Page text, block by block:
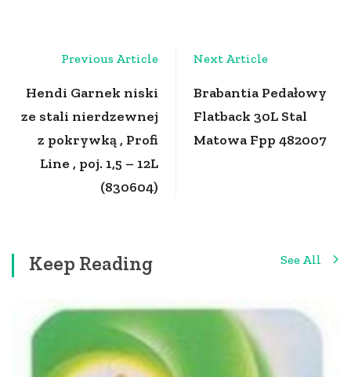
Previous Article
Hendi Garnek niski
ze stali nierdzewnej
z pokrywką , Profi
Line , poj. 1,5 – 12L
(830604)
Next Article
Brabantia Pedałowy
Flatback 30L Stal
Matowa Fpp 482007
Keep Reading See All